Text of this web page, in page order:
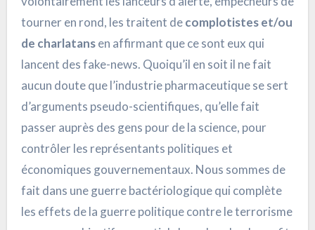
tourner en rond, les traitent decomplotistes et/ou
de charlatansen affirmant que ce sont eux qui
lancent des fake-news. Quoiqu’il en soit il ne fait
aucun doute que l’industrie pharmaceutique se sert
d’arguments pseudo-scientifiques, qu’elle fait
passer auprès des gens pour de la science, pour
contrôler les représentants politiques et
économiques gouvernementaux. Nous sommes de
fait dans une guerre bactériologique qui complète
les effets de la guerre politique contre le terrorisme